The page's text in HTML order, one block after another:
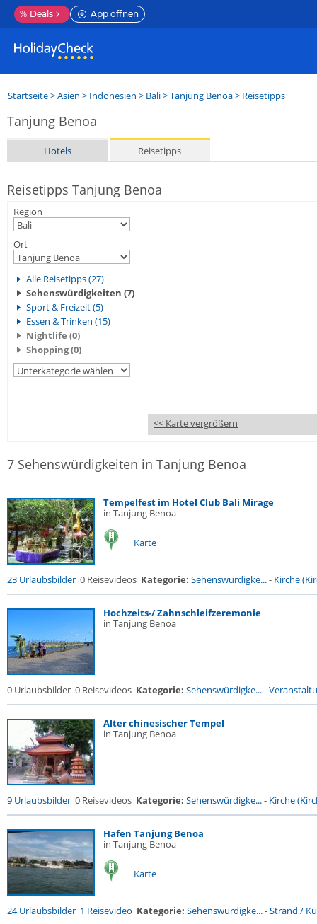
% Deals App öffnen
Startseite>Asien > Indonesien > Bali>Tanjung Benoa> Reisetipps
Tanjung Benoa
Hotels Reisetipps
Reisetipps Tanjung Benoa
Region
Ort
Alle Reisetipps (27)
Sehenswürdigkeiten (7)
Sport & Freizeit (5)
Essen & Trinken (15)
Nightlife (0)
Shopping (0)
<< Karte vergrößern
7 Sehenswürdigkeiten in Tanjung Benoa
Tempelfest im Hotel Club Bali Mirage
in Tanjung Benoa
Karte
23 Urlaubsbilder 0 Reisevideos Kategorie: Sehenswürdigke...- Kirche
Hochzeits-/ Zahnschleifzeremonie
in Tanjung Benoa
0 Urlaubsbilder 0 Reisevideos Kategorie: Sehenswürdigke...-
Alter chinesischer Tempel
in Tanjung Benoa
9 Urlaubsbilder 0 Reisevideos Kategorie: Sehenswürdigke...- Kirche
Hafen Tanjung Benoa
in Tanjung Benoa
Karte
24 Urlaubsbilder 1 Reisevideo Kategorie: Sehenswürdigke...-Strand /